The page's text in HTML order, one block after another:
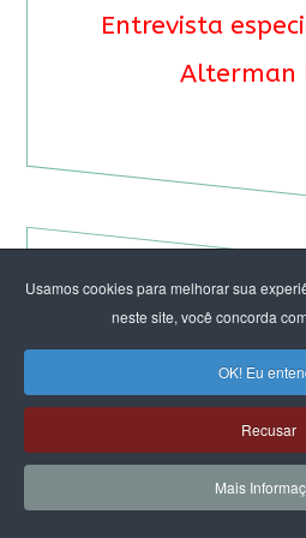
Usamos cookies para melhorar sua
neste site, você concorda
OK! Eu
Recusar
Mais
Entrevista
Alterman